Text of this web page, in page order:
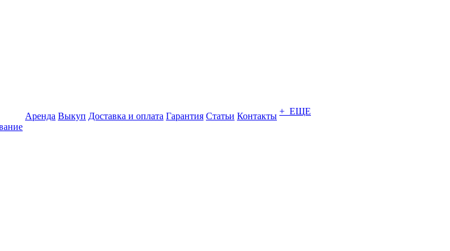
Аренда Выкуп Доставка и оплата Гарантия Статьи Контакты + ЕЩЕ